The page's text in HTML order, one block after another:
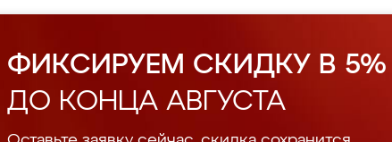
ФИКСИРУЕМ СКИДКУ В 5%
ДО КОНЦА АВГУСТА